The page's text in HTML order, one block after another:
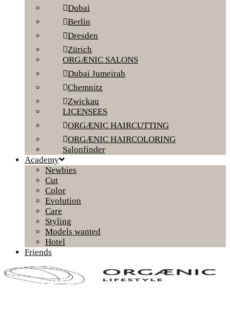
Dubai
Berlin
Dresden
Zürich
ORGÆNIC SALONS
Dubai Jumeirah
Chemnitz
Zwickau
LICENSEES
ORGÆNIC HAIRCUTTING
ORGÆNIC HAIRCOLORING
Salonfinder
Academy
Newbies
Cut
Color
Evolution
Care
Styling
Models wanted
Hotel
Friends